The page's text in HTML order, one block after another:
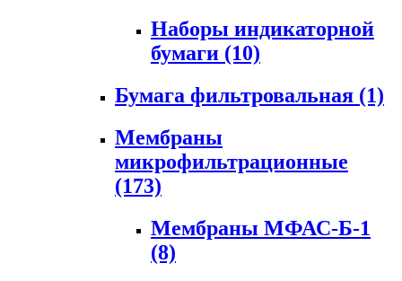
Наборы индикаторной
бумаги (10)
Бумага фильтровальная (1)
Мембраны
микрофильтрационные
(173)
Мембраны МФАС-Б-1
(8)